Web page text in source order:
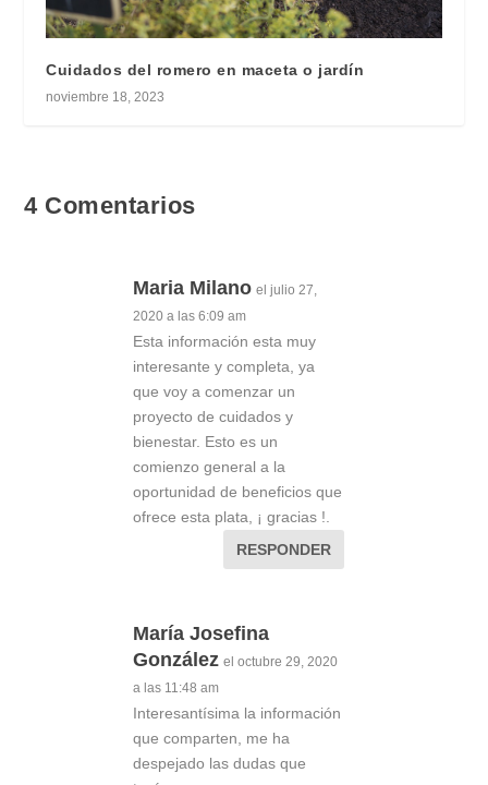
Cuidados del romero en maceta o jardín
noviembre 18, 2023
4 Comentarios
Maria Milano el julio 27,
2020 a las 6:09 am
Esta información esta muy
interesante y completa, ya
que voy a comenzar un
proyecto de cuidados y
bienestar. Esto es un
comienzo general a la
oportunidad de beneficios que
ofrece esta plata, ¡ gracias !.
RESPONDER
María Josefina
González el octubre 29, 2020
a las 11:48 am
Interesantísima la información
que comparten, me ha
despejado las dudas que